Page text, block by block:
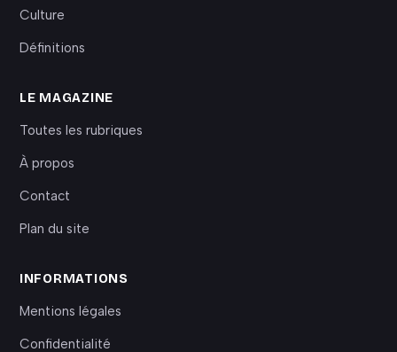
Culture
Définitions
LE MAGAZINE
Toutes les rubriques
À propos
Contact
Plan du site
INFORMATIONS
Mentions légales
Confidentialité